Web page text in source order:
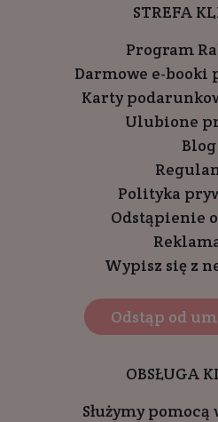
STREFA
Program
Darmowe e-booki
Karty
Ulubione
Blog
Polityka
Odstąpienie
Wypisz się z
Odstąp od
OBSŁUGA
Służymy